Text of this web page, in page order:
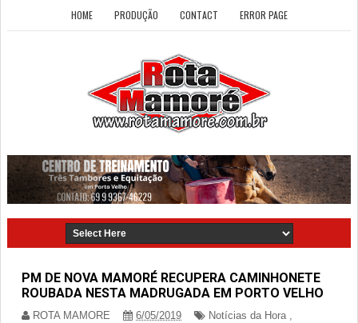
HOME PRODUÇÃO CONTACT ERROR PAGE
PM DE NOVA MAMORÉ RECUPERA CAMINHONETE
ROUBADA NESTA MADRUGADA EM PORTO VELHO
ROTA MAMORE 6/05/2019 Notícias da Hora,